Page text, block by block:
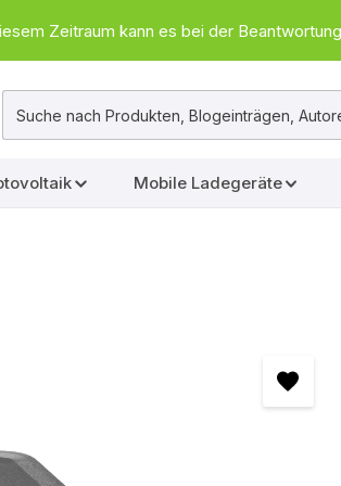
Zeitraum kann es bei der
Mobile Ladegeräte